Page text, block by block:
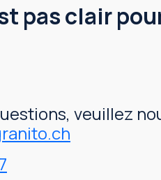
pas clair
veuillez